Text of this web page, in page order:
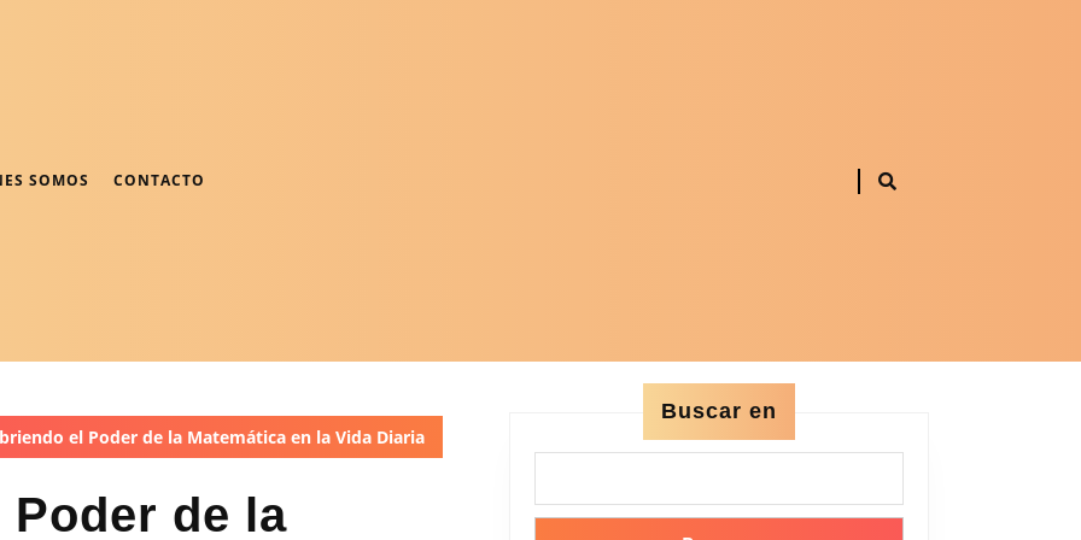
SOMOS CONTACTO
el Poder de la Matemática en la Vida Diaria
de la
Buscar en